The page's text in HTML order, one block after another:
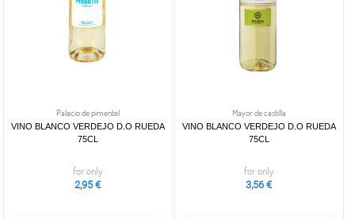
Palacio de pimentel
VINO BLANCO VERDEJO D.O RUEDA
75CL
for only
2,95 €
Mayor de castilla
VINO BLANCO VERDEJO D.O RUEDA
75CL
for only
3,56 €